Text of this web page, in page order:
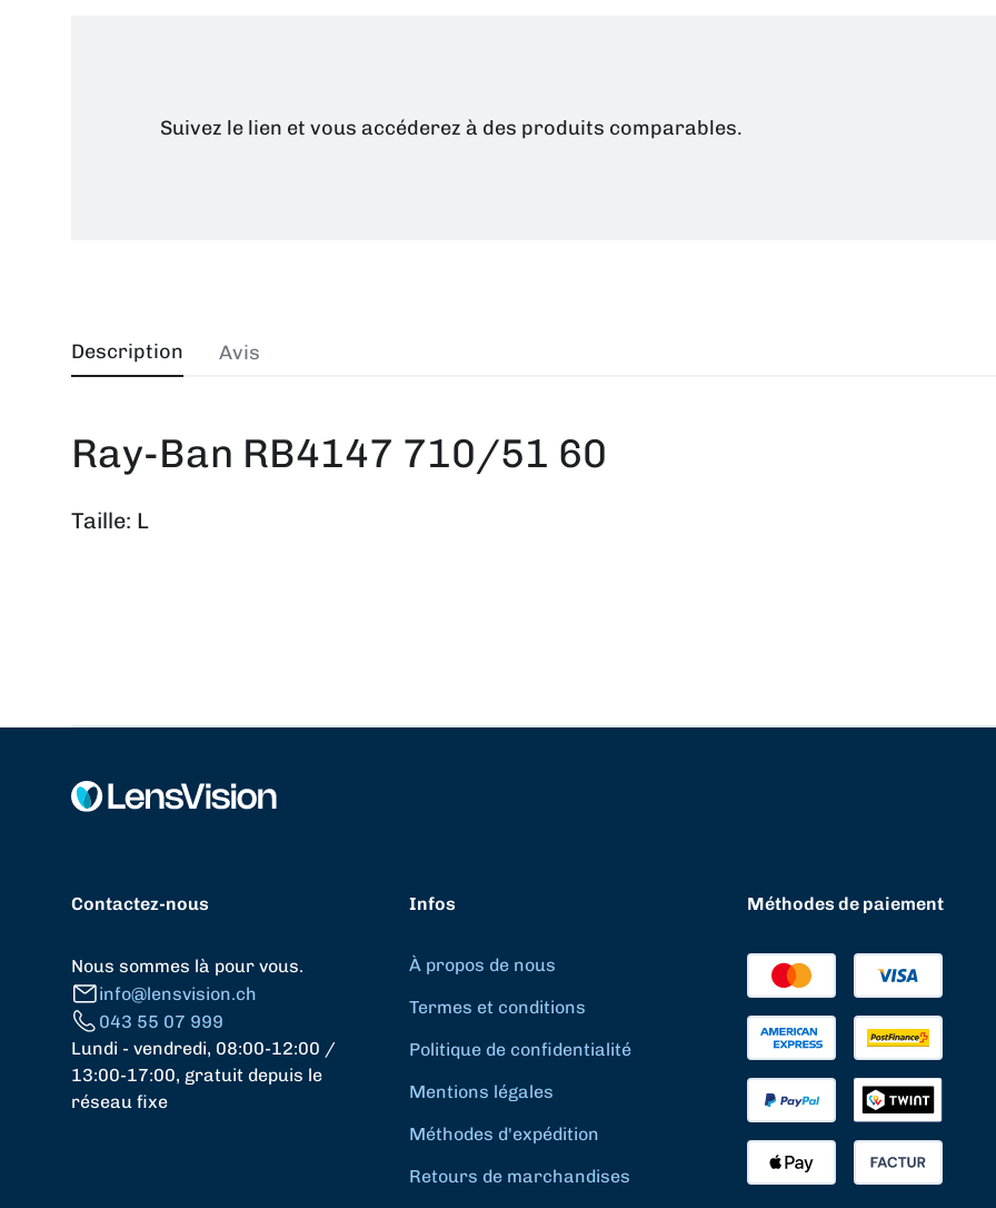
Suivez le lien et vous accéderez à des produits comparables.
Description
Ray-Ban RB4147 710/51 60
Taille: L
Avis
Contactez-nous
Nous sommes là pour vous.
info@lensvision.ch
043 55 07 999
Lundi - vendredi, 08:00-12:00 /
13:00-17:00, gratuit depuis le
réseau fixe
Infos
À propos de nous
Termes et conditions
Politique de confidentialité
Mentions légales
Méthodes d'expédition
Retours de marchandises
Méthodes de paiement